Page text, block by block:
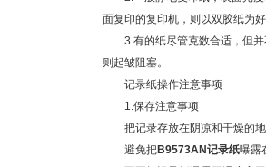
面复印的复印机，则以双胶纸为
3.有的纸尽管克数合适，但并
则起皱阻塞。
记录纸操作注意事项
1.保存注意事项
把记录存放在阴凉和干燥的
避免把B9573AN记录纸曝露